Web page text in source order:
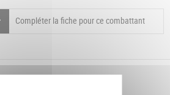
Compléter la fiche pour ce combattant